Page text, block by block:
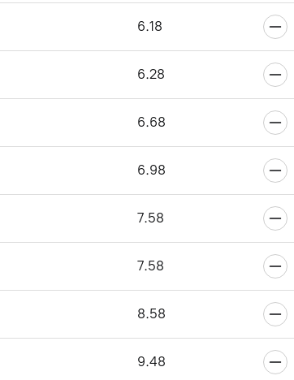
6.18
6.28
6.68
6.98
7.58
7.58
8.58
9.48